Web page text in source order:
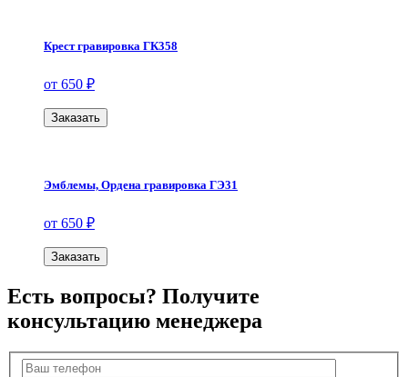
Крест гравировка ГК358
от 650 ₽
Заказать
Эмблемы, Ордена гравировка ГЭ31
от 650 ₽
Заказать
Есть вопросы? Получите
консультацию менеджера